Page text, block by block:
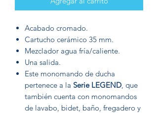
Acabado cromado.
Cartucho cerámico 35 mm.
Mezclador agua fría/caliente.
Una salida.
Este monomando de ducha
pertenece a la Serie LEGEND , que
también cuenta con monomandos
de lavabo, bidet, baño, fregadero y